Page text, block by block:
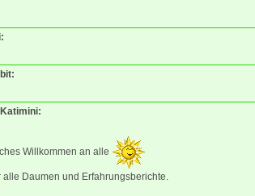
Willkommen an alle
alle Daumen und Erfahrungsberichte.